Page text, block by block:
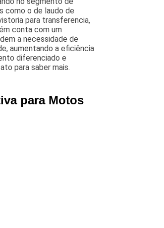
como o de laudo de
para transferencia,
conta com um
a necessidade de
aumentando a eficiência
diferenciado e
para saber mais.
para Motos